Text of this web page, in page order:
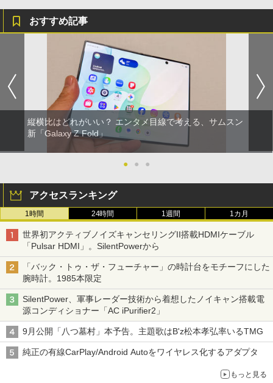
おすすめ記事
縦横比はどれがいい？ エンタメ目線で考える、サムスン
新「Galaxy Z Fold」
● ● ●
アクセスランキング
1時間 24時間 1週間 1カ月
世界初アクティブノイズキャンセリングII搭載HDMIケーブル
「Pulsar HDMI」。SilentPowerから
「バック・トゥ・ザ・フューチャー」の時計台をモチーフにした
腕時計。1985本限定
SilentPower、軍事レーダー技術から着想したノイキャン搭載電
源コンディショナー「AC iPurifier2」
9月公開「八つ墓村」本予告。主題歌はB'z松本孝弘率いるTMG
純正の有線CarPlay/Android Autoをワイヤレス化するアダプタ
もっと見る